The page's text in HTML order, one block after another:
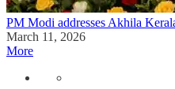
PM Modi addresses Akhila
March 11, 2026
More